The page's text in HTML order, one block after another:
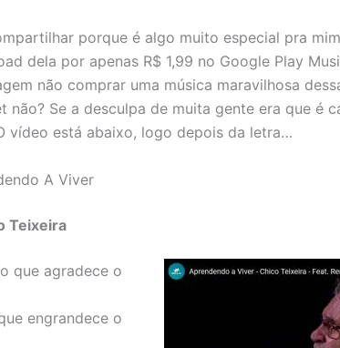
porque é algo muito especial pra
dela por apenas R$ 1,99 no Google Play
não comprar uma música maravilhosa
não? Se a desculpa de muita gente era que é
vídeo está abaixo, logo depois da letra…
A Viver
Teixeira
que agradece o
engrandece o